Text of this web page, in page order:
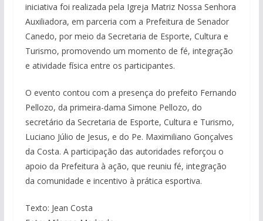
iniciativa foi realizada pela Igreja Matriz Nossa Senhora
Auxiliadora, em parceria com a Prefeitura de Senador
Canedo, por meio da Secretaria de Esporte, Cultura e
Turismo, promovendo um momento de fé, integração
e atividade física entre os participantes.
O evento contou com a presença do prefeito Fernando
Pellozo, da primeira-dama Simone Pellozo, do
secretário da Secretaria de Esporte, Cultura e Turismo,
Luciano Júlio de Jesus, e do Pe. Maximiliano Gonçalves
da Costa. A participação das autoridades reforçou o
apoio da Prefeitura à ação, que reuniu fé, integração
da comunidade e incentivo à prática esportiva.
Texto: Jean Costa